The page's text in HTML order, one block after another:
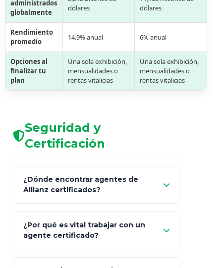
administrados
globalmente
dólares
dólares
Rendimiento
promedio
14.9% anual 6% anual
Opciones al
finalizar tu
plan
Una sola exhibición,
mensualidades o
rentas vitalicias
Una sola exhibición,
mensualidades o
rentas vitalicias
Seguridad y
Certificación
¿Dónde encontrar agentes de
Allianz certificados?
Seguros y Fianzas (CNSF)
netWorth
¿Por qué es vital trabajar con un
agente certificado?